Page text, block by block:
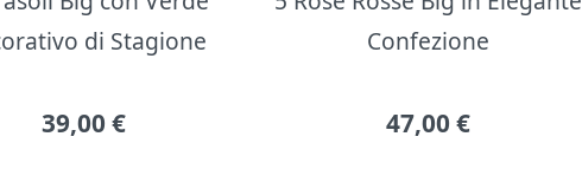
di Stagione
39,00 €
Confezione
47,00 €